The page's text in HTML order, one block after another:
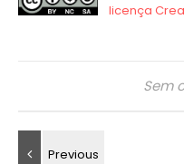
Sem